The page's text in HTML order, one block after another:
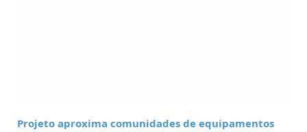
Projeto aproxima comunidades de equipamentos